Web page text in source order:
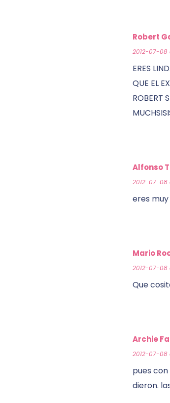
Robert
2012-07-08
ERES
QUE EL
ROBERT
Alfonso
2012-07-08
eres
Mario
2012-07-08
Que
Archie
2012-07-08
pues
dieron.